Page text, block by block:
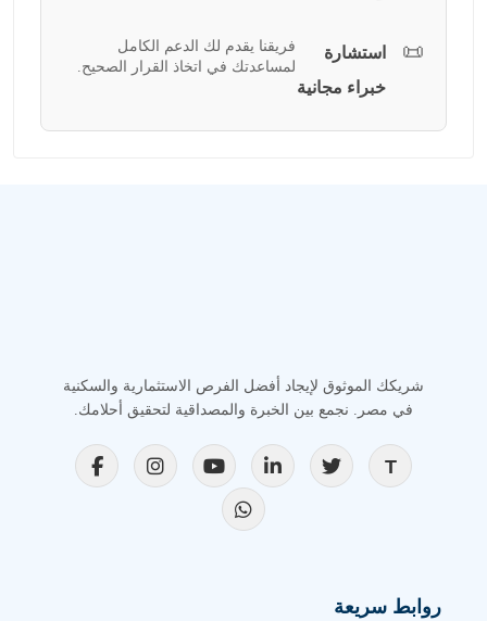
📜
استشارة
خبراء مجانية
فريقنا يقدم لك الدعم الكامل
لمساعدتك في اتخاذ القرار الصحيح.
شريكك الموثوق لإيجاد أفضل الفرص الاستثمارية والسكنية
في مصر. نجمع بين الخبرة والمصداقية لتحقيق أحلامك.
روابط سريعة